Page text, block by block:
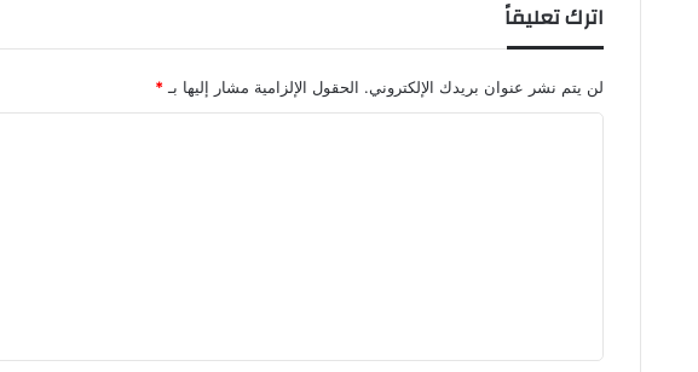
اترك تعليقاً
لن يتم نشر عنوان بريدك الإلكتروني. الحقول الإلزامية مشار إليها بـ *